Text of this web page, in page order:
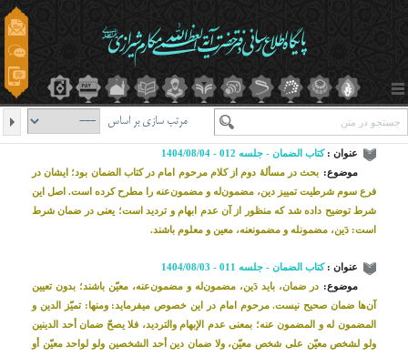
مرتب سازی بر اساس
عنوان :کتاب الضمان - جلسه 012 - 1404/08/04
موضوع: بحث در مسألۀ دوم از کلام مرحوم امام در کتاب الضمان بود؛ ایشان در
فرع سوم شرطیت تمییز دین، مضمون‌له و مضمون‌عنه را مطرح کرده است. اصل این
شرط توضیح داده شد که منظور از آن عدم ابهام و تردید است؛ یعنی در ضمان شرط
است: دَین، مضمون­له و مضمون­عنه، معین و معلوم باشند.
عنوان :کتاب الضمان - جلسه 011 - 1404/08/03
موضوع: در ضمان، باید دَین، مضمون‌له و مضمون‌عنه، معیّن باشند؛ بدون تعیین
آن‌ها ضمان صحیح نیست. مرحوم امام در این خصوص می­فرماید: ومنها: تميّز الدين و
المضمون له و المضمون عنه؛ بمعنى عدم الإبهام والترديد، فلا يصحّ‌ ضمان أحد الدينين
ولو لشخص معيّن على شخص معيّن، ولا ضمان دين أحد الشخصين ولو لواحد معيّن أو